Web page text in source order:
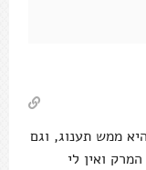
ממש תענוג, וגם
ואין לי